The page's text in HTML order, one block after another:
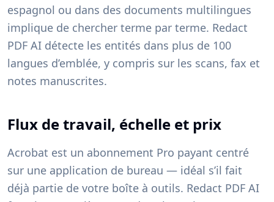
espagnol ou dans des documents multilingues
implique de chercher terme par terme. Redact
PDF AI détecte les entités dans plus de 100
langues d’emblée, y compris sur les scans, fax et
notes manuscrites.
Flux de travail, échelle et prix
Acrobat est un abonnement Pro payant centré
sur une application de bureau — idéal s’il fait
déjà partie de votre boîte à outils. Redact PDF AI